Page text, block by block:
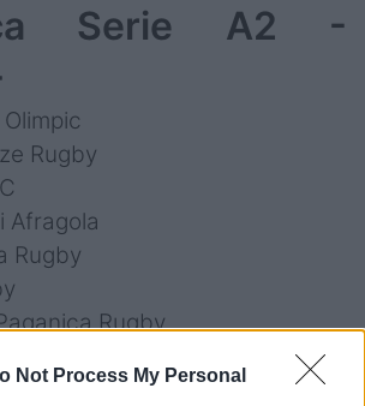
Not Process My Personal
Serie A2 -
Rugby
Afragola
Rugby
Rugby